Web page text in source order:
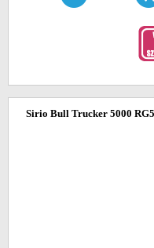
Sirio Bull Trucker 5000